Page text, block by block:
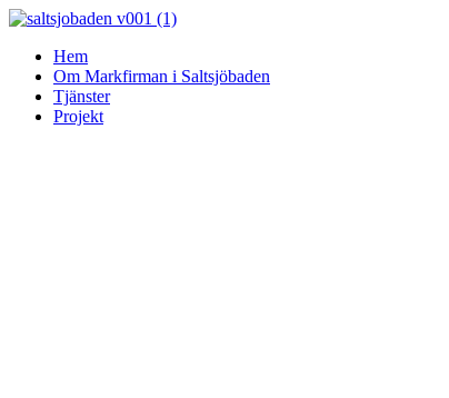
Skip
contentHem
Om Markfirman i Saltsjöbaden
Tjänster
Projekt